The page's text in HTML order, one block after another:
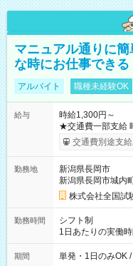
マニュアル通りに
な時にお仕事でき
アルバイト 職種未経験OK
給与
時給1,300円～
★交通費一部支給 時給1,300円～ ※試験・役割により手当あり
※勤務回数により
り！】 希望され
例】 ・河合塾模擬
×8時間＝日収
円の場合あり ・
円（役割手当＋100
間】試用期間なし
交通費別途支給
勤務地
新潟県長岡市
新潟県長岡市城内
株式会社全国試
勤務時間
シフト制
1日あたりの実働
間は 試験により
期間 単発・1日のみOK /